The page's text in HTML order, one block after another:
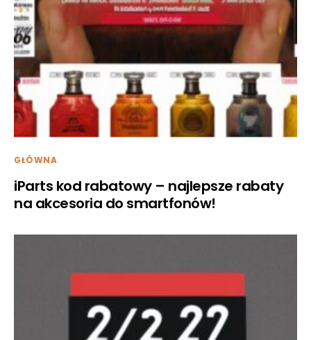
GŁÓWNA
iParts kod rabatowy – najlepsze rabaty
na akcesoria do smartfonów!